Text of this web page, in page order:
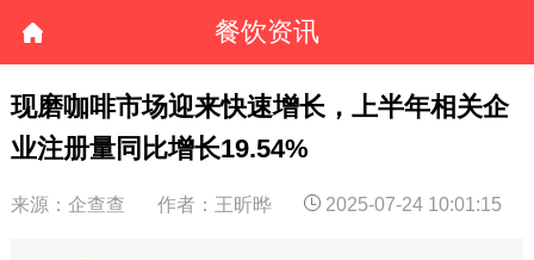
餐饮资讯
现磨咖啡市场迎来快速增长，上半年相关企
业注册量同比增长19.54%
来源：企查查 作者：王昕晔 2025-07-24 10:01:15